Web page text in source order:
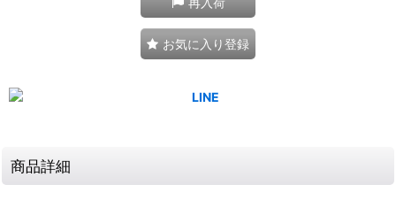
お気に入り登録
商品詳細